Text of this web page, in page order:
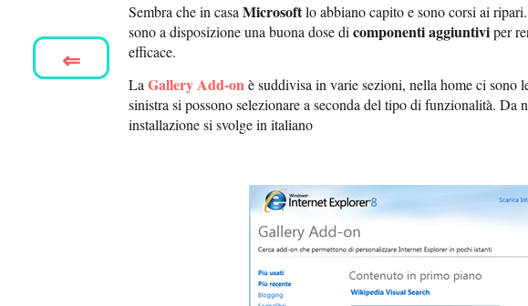
Sembra che in casa Microsoftlo abbiano capito e sono corsi ai
sono a disposizione una buona dose di componenti aggiuntiviper
efficace.
La Gallery Add-onè suddivisa in varie sezioni, nella home ci sono
sinistra si possono selezionare a seconda del tipo di funzionalità. Da
installazione si svolge in italiano
⇐